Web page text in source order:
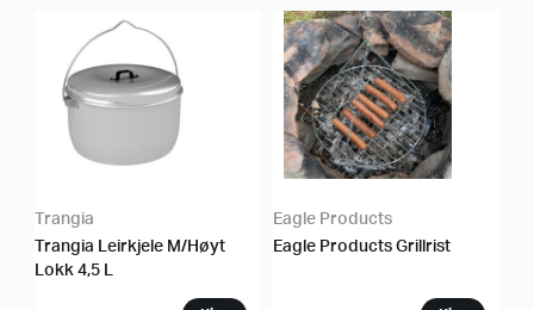
Trangia
Trangia Leirkjele M/Høyt
Lokk 4,5 L
Eagle Products
Eagle Products Grillrist